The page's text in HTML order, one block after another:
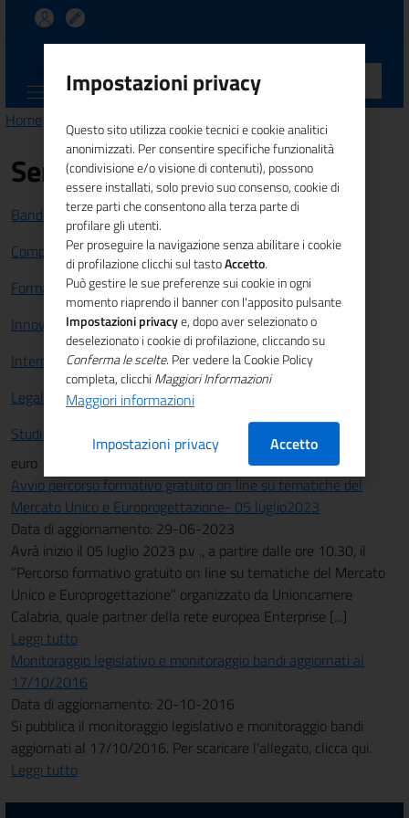
CALABRIA
Home > euro
Servizi
Bandi e Finanziamenti
Competitività sistema imprenditoriale
Formazione e lavoro
Innovazione
Internazionalizzazione
Legalità
Studi e statistiche
euro
Avvio percorso formativo gratuito on line su tematiche del
Mercato Unico e Europrogettazione- 05 luglio2023
Data di aggiornamento: 29-06-2023
Avrà inizio il 05 luglio 2023 p.v ., a partire dalle ore 10.30, il
“Percorso formativo gratuito on line su tematiche del Mercato
Unico e Europrogettazione” organizzato da Unioncamere
Calabria, quale partner della rete europea Enterprise [...]
Leggi tutto
Monitoraggio legislativo e monitoraggio bandi aggiornati al
17/10/2016
Data di aggiornamento: 20-10-2016
Si pubblica il monitoraggio legislativo e monitoraggio bandi
aggiornati al 17/10/2016. Per scaricare l'allegato, clicca qui.
Leggi tutto
Impostazioni privacy
Questo sito utilizza cookie tecnici e cookie analitici
anonimizzati. Per consentire specifiche funzionalità
(condivisione e/o visione di contenuti), possono
essere installati, solo previo suo consenso, cookie di
terze parti che consentono alla terza parte di
profilare gli utenti.
Per proseguire la navigazione senza abilitare i cookie
di profilazione clicchi sul tastoAccetto.
Può gestire le sue preferenze sui cookie in ogni
momento riaprendo il banner con l'apposito pulsante
Impostazioni privacye, dopo aver selezionato o
deselezionato i cookie di profilazione, cliccando su
Conferma le scelte. Per vedere la Cookie Policy
completa, clicchi Maggiori Informazioni
Maggiori informazioni
Impostazioni privacy
Accetto